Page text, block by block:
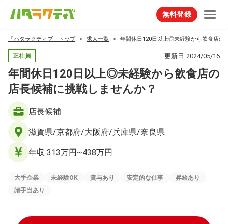
無料登録
「ハタラクティブ」トップ 求人一覧 年間休⽇120⽇以上◎未経験から飲食店の
正社員 更新日 2024/05/16
年間休⽇120⽇以上◎未経験から飲食店の
店長候補に挑戦しませんか？
店長候補
滋賀県/京都府/大阪府/兵庫県/奈良県
年収 313万円~438万円
大手企業 未経験OK 賞与あり 安定的な仕事
昇給あり
諸手当あり